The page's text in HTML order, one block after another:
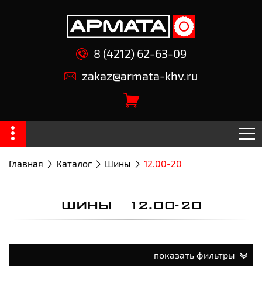
8 (4212) 62-63-09
zakaz@armata-khv.ru
Главная Каталог Шины 12.00-20
ШИНЫ 12.00-20
показать фильтры